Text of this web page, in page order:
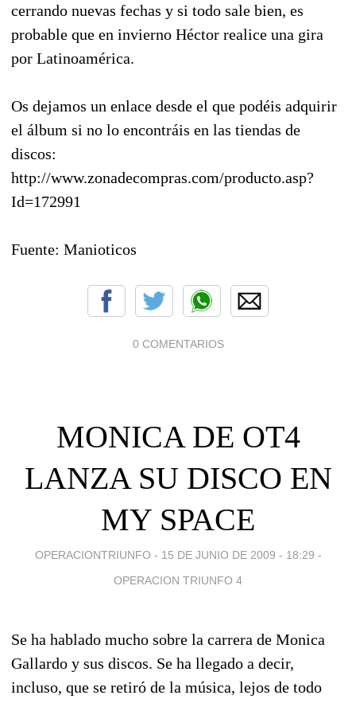
cerrando nuevas fechas y si todo sale bien, es
probable que en invierno Héctor realice una gira
por Latinoamérica.
Os dejamos un enlace desde el que podéis adquirir
el álbum si no lo encontráis en las tiendas de
discos:
http://www.zonadecompras.com/producto.asp?
Id=172991
Fuente: Manioticos
0 COMENTARIOS
MONICA DE OT4
LANZA SU DISCO EN
MY SPACE
OPERACIONTRIUNFO - 15 DE JUNIO DE 2009 - 18:29 -
OPERACION TRIUNFO 4
Se ha hablado mucho sobre la carrera de Monica
Gallardo y sus discos. Se ha llegado a decir,
incluso, que se retiró de la música, lejos de todo